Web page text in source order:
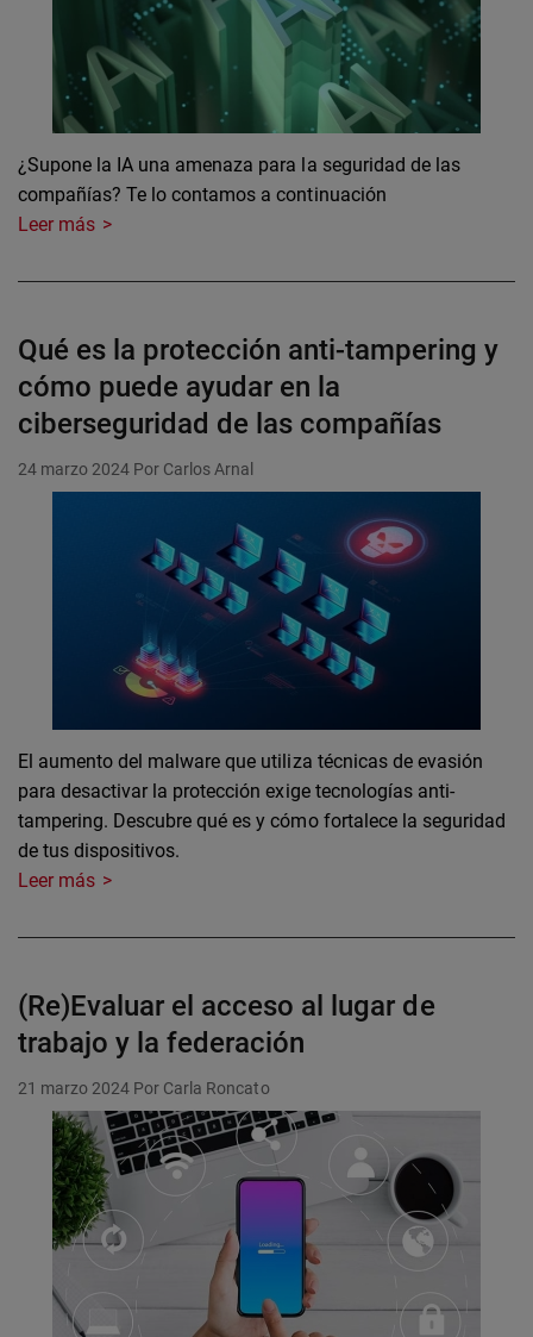
¿Supone la IA una amenaza para la seguridad de las
compañías? Te lo contamos a continuación
Leer más
Qué es la protección anti-tampering y
cómo puede ayudar en la
ciberseguridad de las compañías
24 marzo 2024 Por Carlos Arnal
El aumento del malware que utiliza técnicas de evasión
para desactivar la protección exige tecnologías anti-
tampering. Descubre qué es y cómo fortalece la seguridad
de tus dispositivos.
Leer más
(Re)Evaluar el acceso al lugar de
trabajo y la federación
21 marzo 2024 Por Carla Roncato